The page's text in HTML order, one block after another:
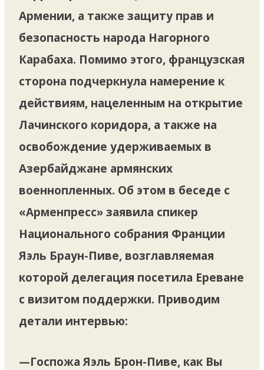
Армении, а также защиту прав и
безопасность народа Нагорного
Карабаха. Помимо этого, французская
сторона подчеркнула намерение к
действиям, нацеленным на открытие
Лачинского коридора, а также на
освобождение удерживаемых в
Азербайджане армянских
военнопленных. Об этом в беседе с
«Арменпресс» заявила спикер
Национального собрания Франции
Яэль Браун-Пиве, возглавляемая
которой делегация посетила Ереване
с визитом поддержки. Приводим
детали интервью:
—Госпожа Яэль Брон-Пиве, как Вы